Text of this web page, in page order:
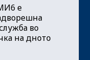
е
во
на дното